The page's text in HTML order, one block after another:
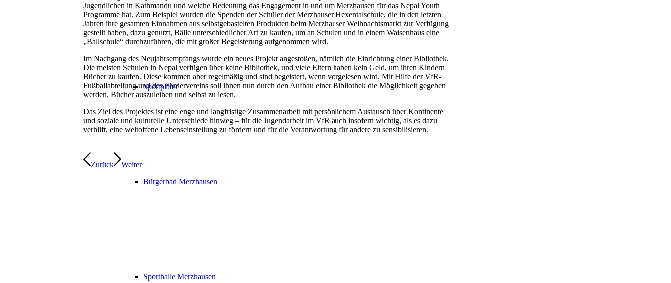
Sportplätze
Bürgerbad Merzhausen
Sporthalle Merzhausen
Jugendlichen in Kathmandu und welche Bedeutung das Engagement in und um Merzhausen für das Nepal Youth
Programme hat. Zum Beispiel wurden die Spenden der Schüler der Merzhauser Hexentalschule, die in den letzten
Jahren ihre gesamten Einnahmen aus selbstgebastelten Produkten beim Merzhauser Weihnachtsmarkt zur Verfügung
gestellt haben, dazu genutzt, Bälle unterschiedlicher Art zu kaufen, um an Schulen und in einem Waisenhaus eine
„Ballschule“ durchzuführen, die mit großer Begeisterung aufgenommen wird.
Im Nachgang des Neujahrsempfangs wurde ein neues Projekt angestoßen, nämlich die Einrichtung einer Bibliothek.
Die meisten Schulen in Nepal verfügen über keine Bibliothek, und viele Eltern haben kein Geld, um ihren Kindern
Bücher zu kaufen. Diese kommen aber regelmäßig und sind begeistert, wenn vorgelesen wird. Mit Hilfe der VfR-
Fußballabteilung und des Fördervereins soll ihnen nun durch den Aufbau einer Bibliothek die Möglichkeit gegeben
werden, Bücher auszuleihen und selbst zu lesen.
Das Ziel des Projektes ist eine enge und langfristige Zusammenarbeit mit persönlichem Austausch über Kontinente
und soziale und kulturelle Unterschiede hinweg – für die Jugendarbeit im VfR auch insofern wichtig, als es dazu
verhilft, eine weltoffene Lebenseinstellung zu fördern und für die Verantwortung für andere zu sensibilisieren.
Zurück Weiter